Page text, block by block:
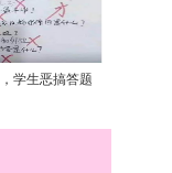
学生恶搞答题